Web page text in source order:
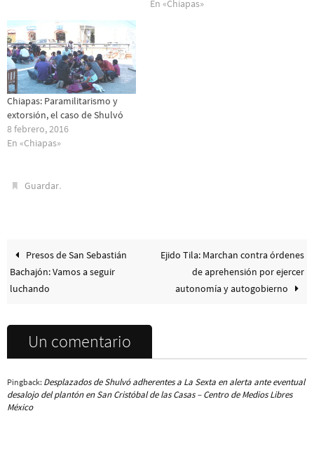
En «Chiapas»
Chiapas: Paramilitarismo y
extorsión, el caso de Shulvó
8 febrero, 2016
En «Chiapas»
Guardar.
Presos de San Sebastián
Bachajón: Vamos a seguir
luchando
Ejido Tila: Marchan contra órdenes
de aprehensión por ejercer
autonomía y autogobierno
Un comentario
Pingback: Desplazados de Shulvó adherentes a La Sexta en alerta ante eventual
desalojo del plantón en San Cristóbal de las Casas – Centro de Medios Libres
México